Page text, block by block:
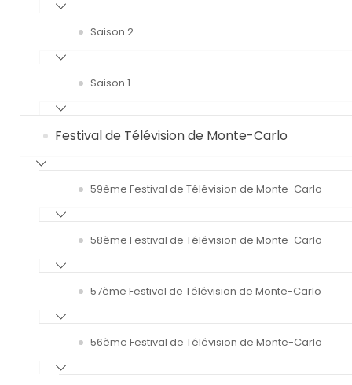
Saison 2
Saison 1
Festival de Télévision de Monte-Carlo
59ème Festival de Télévision de Monte-Carlo
58ème Festival de Télévision de Monte-Carlo
57ème Festival de Télévision de Monte-Carlo
56ème Festival de Télévision de Monte-Carlo